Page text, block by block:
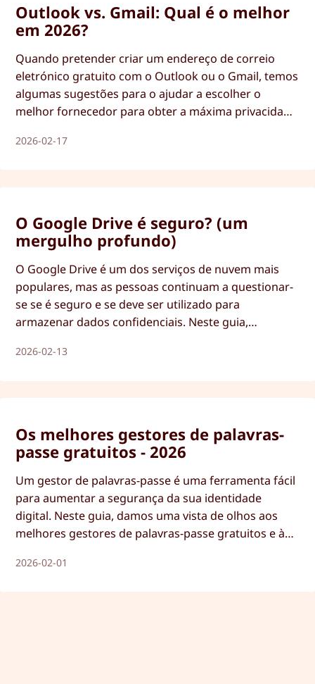
Outlook vs. Gmail: Qual é o melhor
em 2026?
Quando pretender criar um endereço de correio
eletrónico gratuito com o Outlook ou o Gmail, temos
algumas sugestões para o ajudar a escolher o
melhor fornecedor para obter a máxima privacidade
2026-02-17
O Google Drive é seguro? (um
mergulho profundo)
O Google Drive é um dos serviços de nuvem mais
populares, mas as pessoas continuam a questionar-
se se é seguro e se deve ser utilizado para
armazenar dados confidenciais. Neste guia,
descobrir até que ponto é realmente segura e
2026-02-13
Os melhores gestores de palavras-
passe gratuitos - 2026
Um gestor de palavras-passe é uma ferramenta fácil
para aumentar a segurança da sua identidade
digital. Neste guia, damos uma vista de olhos aos
melhores gestores de palavras-passe gratuitos e às
2026-02-01